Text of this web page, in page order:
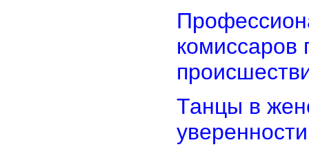
комиссаров
Танцы в